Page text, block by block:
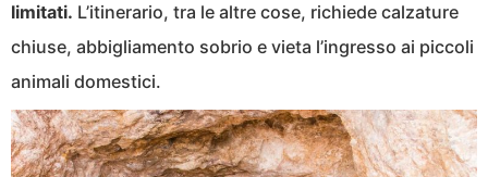
limitati. L’itinerario, tra le altre cose, richiede calzature
chiuse, abbigliamento sobrio e vieta l’ingresso ai piccoli
animali domestici.